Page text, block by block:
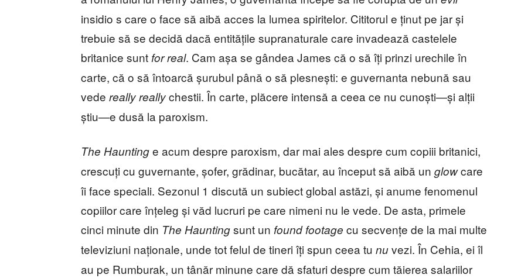
insidio s care o face să aibă acces la lumea spiritelor. Cititorul e ținut pe jar și
trebuie să se decidă dacă entitățile supranaturale care invadează castelele
britanice sunt for real. Cam așa se gândea James că o să îți prinzi urechile în
carte, că o să întoarcă șurubul până o să plesnești: e guvernanta nebună sau
vede really reallychestii. În carte, plăcere intensă a ceea ce nu cunoști—și alții
știu—e dusă la paroxism.
The Hauntinge acum despre paroxism, dar mai ales despre cum copiii britanici,
crescuți cu guvernante, șofer, grădinar, bucătar, au început să aibă un glowcare
îi face speciali. Sezonul 1 discută un subiect global astăzi, și anume fenomenul
copiilor care înțeleg și văd lucruri pe care nimeni nu le vede. De asta, primele
cinci minute din The Hauntingsunt un found footage cu secvențe de la mai multe
televiziuni naționale, unde tot felul de tineri îți spun ceea tu nuvezi. În Cehia, ei îl
au pe Rumburak, un tânăr minune care dă sfaturi despre cum tăierea salariilor